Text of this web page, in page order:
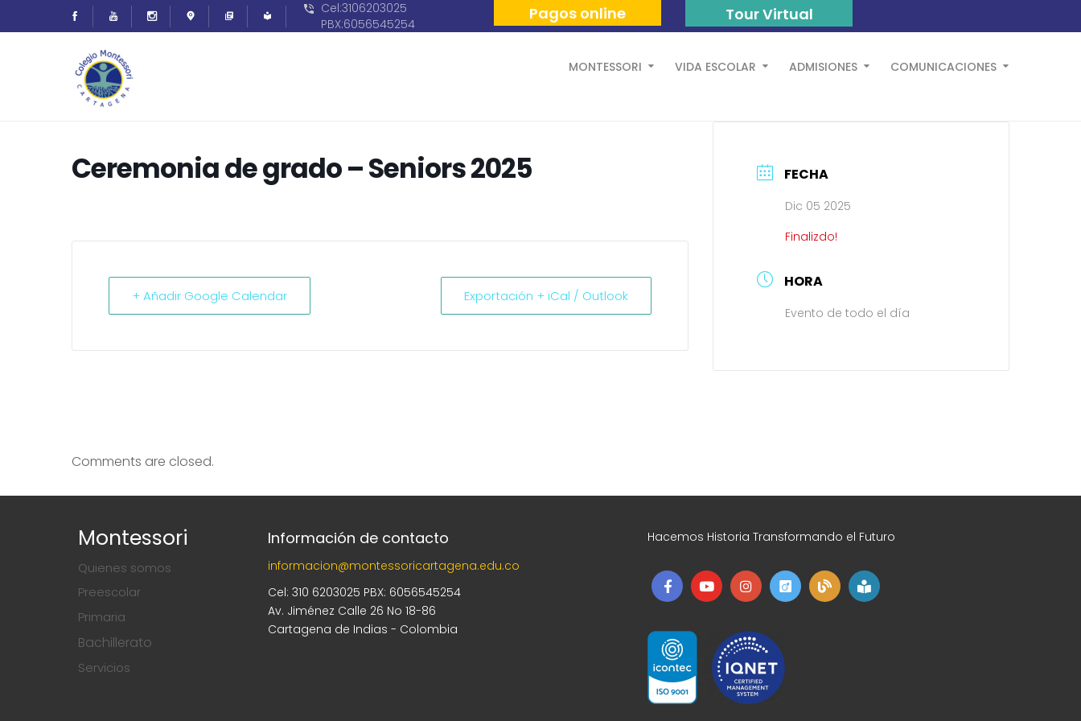
Cel:3106203025
PBX:6056545254
Pagos online Tour Virtual
MONTESSORI VIDA ESCOLAR ADMISIONES COMUNICACIONES
Ceremonia de grado – Seniors 2025
+ Añadir Google Calendar Exportación + iCal / Outlook
FECHA
Dic 05 2025
Finalizdo!
HORA
Evento de todo el día
Comments are closed.
Montessori
Quienes somos
Preescolar
Primaria
Bachillerato
Servicios
Información de contacto
informacion@montessoricartagena.edu.co
Cel: 310 6203025 PBX: 6056545254
Av. Jiménez Calle 26 No 18-86
Cartagena de Indias - Colombia
Hacemos Historia Transformando el Futuro